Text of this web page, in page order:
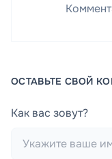
ОСТАВЬТЕ СВОЙ
Как вас зовут?